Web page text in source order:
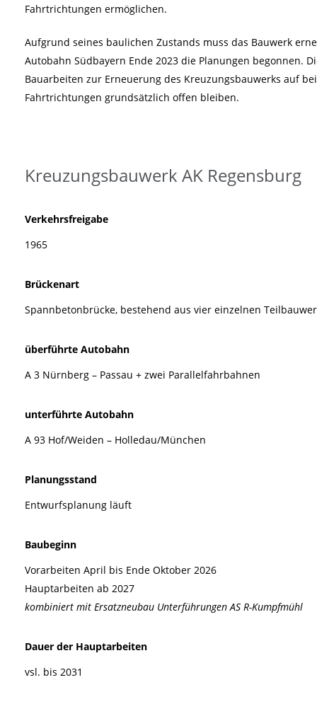
Fahrtrichtungen ermöglichen.
Aufgrund seines baulichen Zustands muss das Bauwerk
Autobahn Südbayern Ende 2023 die Planungen begonnen.
Bauarbeiten zur Erneuerung des Kreuzungsbauwerks auf
Fahrtrichtungen grundsätzlich offen bleiben.
Kreuzungsbauwerk AK Regensburg
Verkehrsfreigabe
1965
Brückenart
Spannbetonbrücke, bestehend aus vier einzelnen
überführte Autobahn
A 3 Nürnberg – Passau + zwei Parallelfahrbahnen
unterführte Autobahn
A 93 Hof/Weiden – Holledau/München
Planungsstand
Entwurfsplanung läuft
Baubeginn
Vorarbeiten April bis Ende Oktober 2026
Hauptarbeiten ab 2027
kombiniert mit Ersatzneubau Unterführungen AS R-Kumpfmühl
Dauer der Hauptarbeiten
vsl. bis 2031